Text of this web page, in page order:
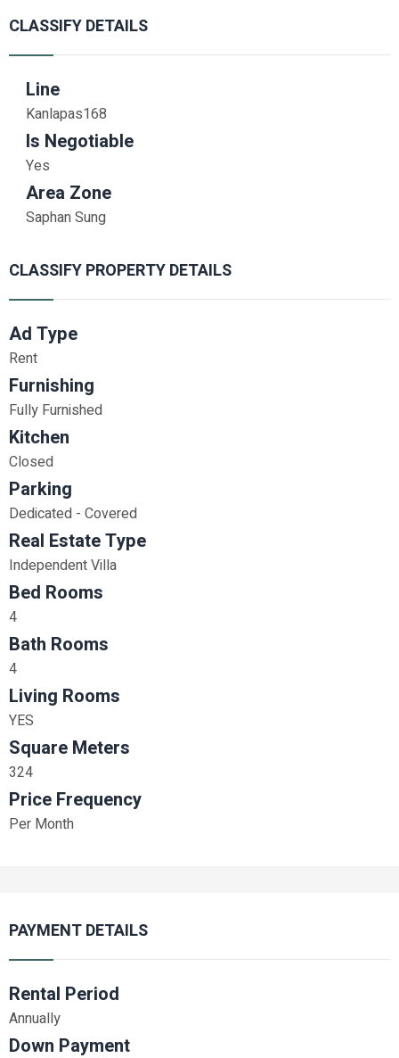
CLASSIFY DETAILS
Line
Kanlapas168
Is Negotiable
Yes
Area Zone
Saphan Sung
CLASSIFY PROPERTY DETAILS
Ad Type
Rent
Furnishing
Fully Furnished
Kitchen
Closed
Parking
Dedicated - Covered
Real Estate Type
Independent Villa
Bed Rooms
4
Bath Rooms
4
Living Rooms
YES
Square Meters
324
Price Frequency
Per Month
PAYMENT DETAILS
Rental Period
Annually
Down Payment